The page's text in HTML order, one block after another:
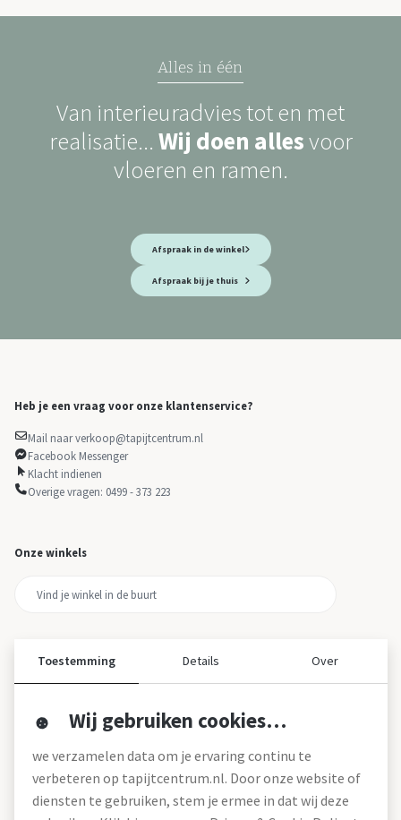
Alles in één
Van interieuradvies tot en met
realisatie... Wij doen allesvoor
vloeren en ramen.
Afspraak in de winkel
Afspraak bij je thuis
Heb je een vraag voor onze klantenservice?
Mail naar verkoop@tapijtcentrum.nl
Facebook Messenger
Klacht indienen
Overige vragen: 0499 - 373 223
Onze winkels
Over tapijtcentrum
Werken bij
Toestemming Details Over
Wij gebruiken cookies…
we verzamelen data om je ervaring continu te
verbeteren op tapijtcentrum.nl. Door onze website of
diensten te gebruiken, stem je ermee in dat wij deze